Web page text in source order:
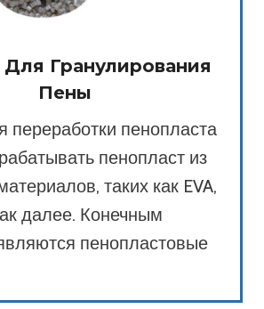
Гранулирования
Пены
пенопласта
пенопласт из
таких как EVA,
далее. Конечным
пенопластовые